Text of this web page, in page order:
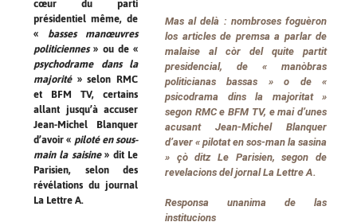
cœur du parti
présidentiel même, de
« basses manœuvres
politiciennes» ou de «
psychodrame dans la
majorité» selon RMC
et BFM TV, certains
allant jusqu’à accuser
Jean-Michel Blanquer
d’avoir « piloté en sous-
main la saisine» dit Le
Parisien, selon des
révélations du journal
La Lettre A.
Mas al delà : nombroses foguèron
los articles de premsa a parlar de
malaise al còr del quite partit
presidencial, de « manòbras
politicianas bassas » o de «
psicodrama dins la majoritat»
segon RMC e BFM TV, e mai d’unes
acusant Jean-Michel Blanquer
d’aver « pilotat en sos-man la sasina
» çò ditz Le Parisien, segon de
revelacions del jornal La Lettre A.
Responsa unanima de las
institucions